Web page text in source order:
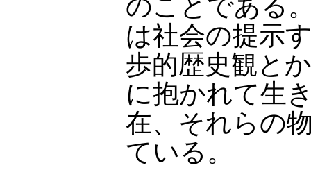
は社会の提示
歩的歴史観と
に抱かれて生
在、それらの
ている。